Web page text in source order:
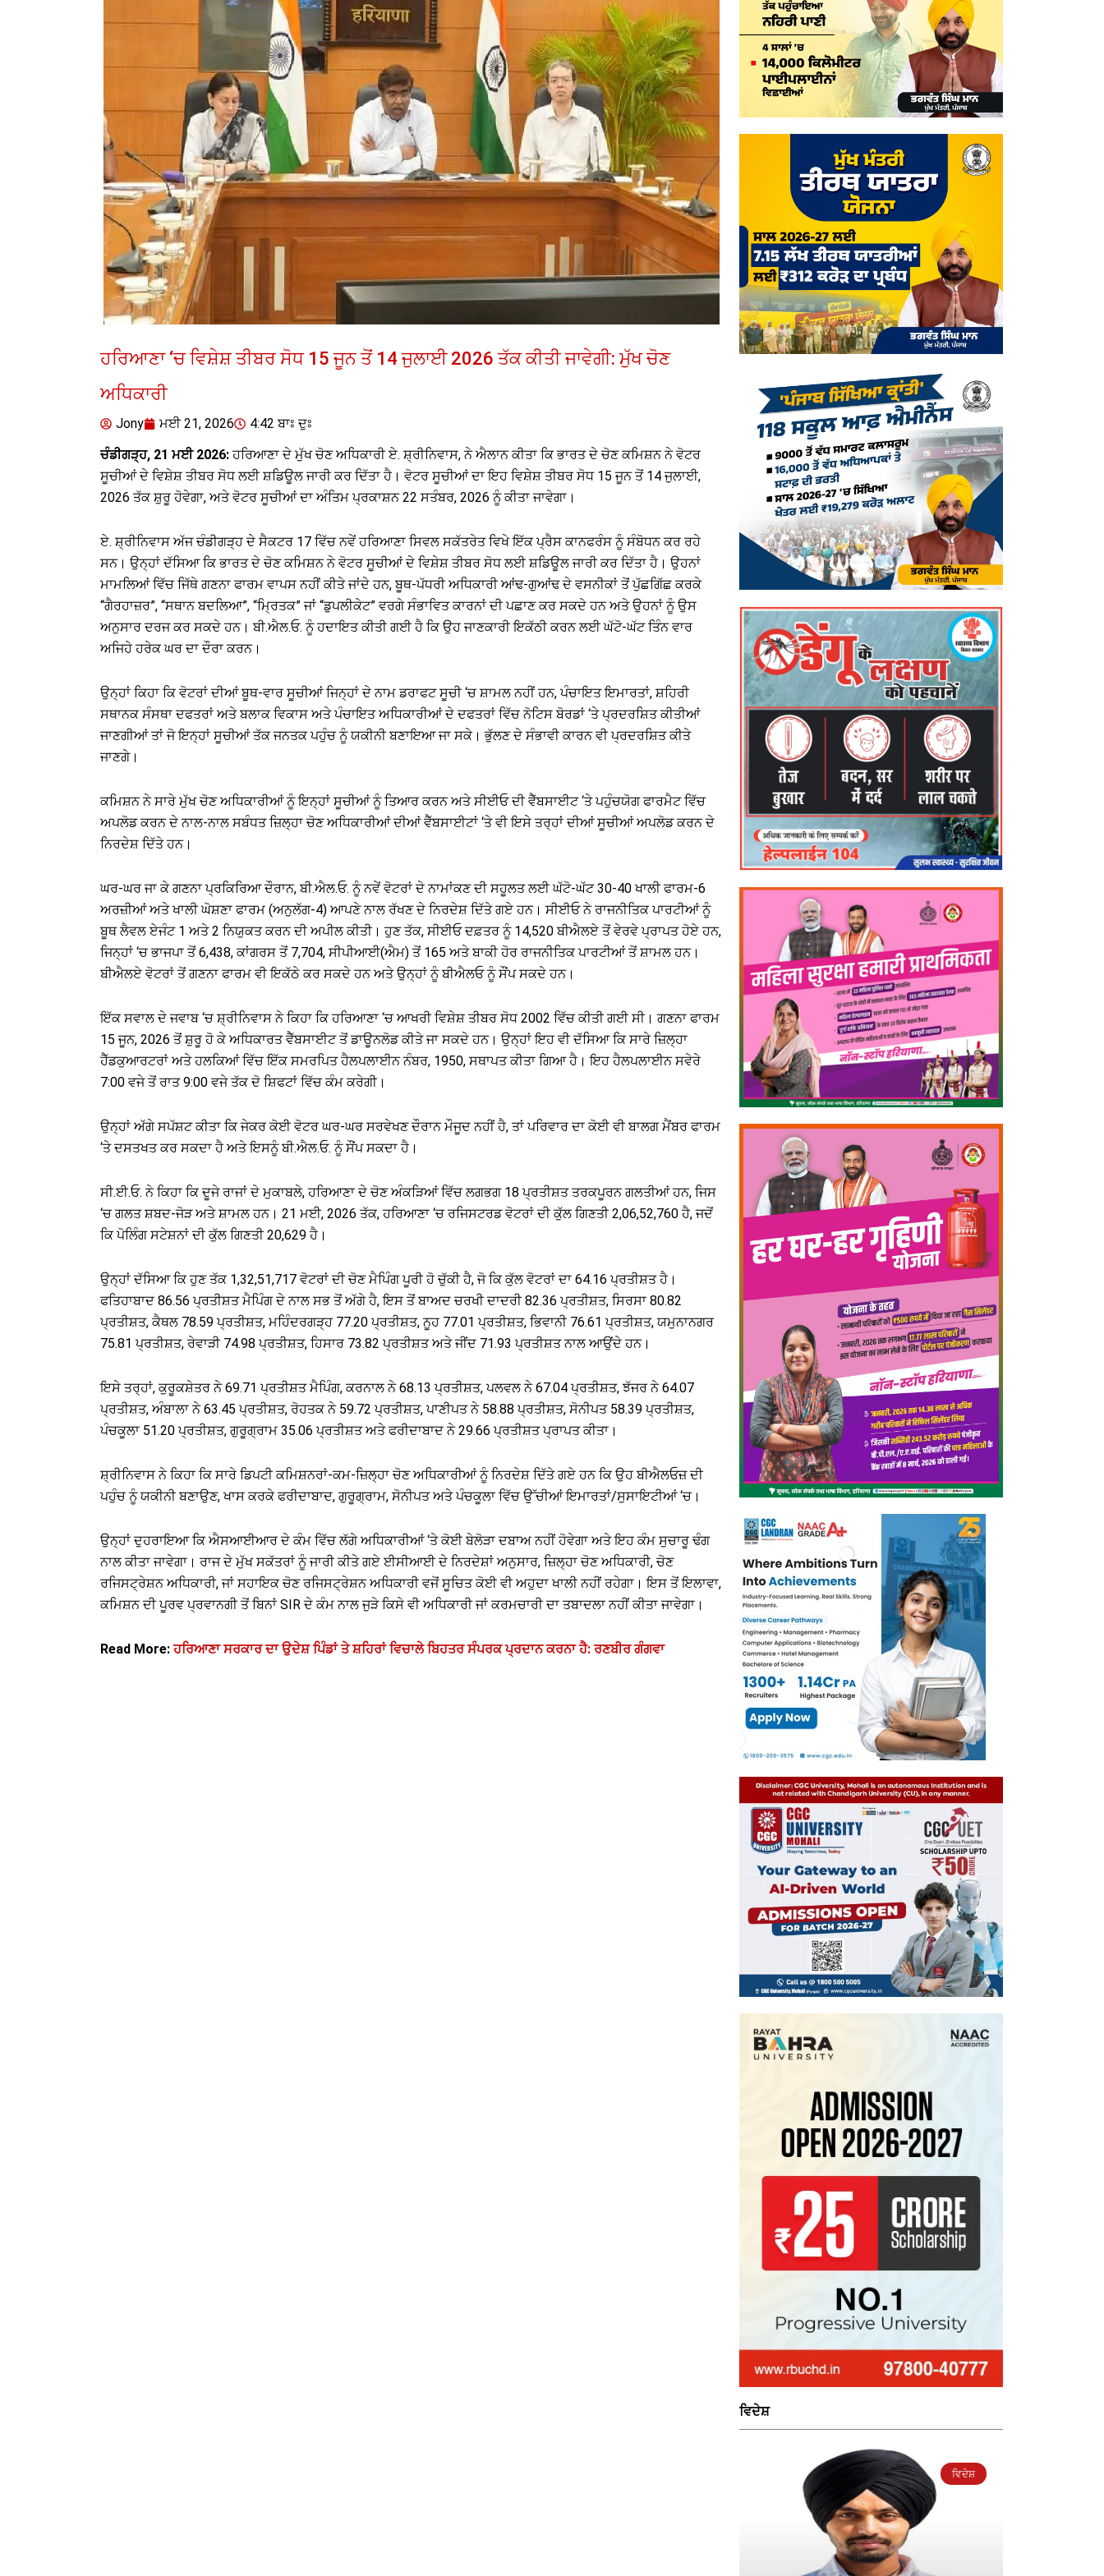
ਹਰਿਆਣਾ ‘ਚ ਵਿਸ਼ੇਸ਼ ਤੀਬਰ ਸੋਧ 15 ਜੂਨ ਤੋਂ 14 ਜੁਲਾਈ 2026 ਤੱਕ ਕੀਤੀ ਜਾਵੇਗੀ: ਮੁੱਖ ਚੋਣ
ਅਧਿਕਾਰੀ
Jony ਮਈ 21, 2026
4:42 ਬਾਃ ਦੁਃ
ਚੰਡੀਗੜ੍ਹ, 21 ਮਈ 2026:ਹਰਿਆਣਾ ਦੇ ਮੁੱਖ ਚੋਣ ਅਧਿਕਾਰੀ ਏ. ਸ਼੍ਰੀਨਿਵਾਸ, ਨੇ ਐਲਾਨ ਕੀਤਾ ਕਿ ਭਾਰਤ ਦੇ ਚੋਣ ਕਮਿਸ਼ਨ ਨੇ ਵੋਟਰ
ਸੂਚੀਆਂ ਦੇ ਵਿਸ਼ੇਸ਼ ਤੀਬਰ ਸੋਧ ਲਈ ਸ਼ਡਿਊਲ ਜਾਰੀ ਕਰ ਦਿੱਤਾ ਹੈ। ਵੋਟਰ ਸੂਚੀਆਂ ਦਾ ਇਹ ਵਿਸ਼ੇਸ਼ ਤੀਬਰ ਸੋਧ 15 ਜੂਨ ਤੋਂ 14 ਜੁਲਾਈ,
2026 ਤੱਕ ਸ਼ੁਰੂ ਹੋਵੇਗਾ, ਅਤੇ ਵੋਟਰ ਸੂਚੀਆਂ ਦਾ ਅੰਤਿਮ ਪ੍ਰਕਾਸ਼ਨ 22 ਸਤੰਬਰ, 2026 ਨੂੰ ਕੀਤਾ ਜਾਵੇਗਾ।
ਏ. ਸ਼੍ਰੀਨਿਵਾਸ ਅੱਜ ਚੰਡੀਗੜ੍ਹ ਦੇ ਸੈਕਟਰ 17 ਵਿੱਚ ਨਵੇਂ ਹਰਿਆਣਾ ਸਿਵਲ ਸਕੱਤਰੇਤ ਵਿਖੇ ਇੱਕ ਪ੍ਰੈਸ ਕਾਨਫਰੰਸ ਨੂੰ ਸੰਬੋਧਨ ਕਰ ਰਹੇ
ਸਨ। ਉਨ੍ਹਾਂ ਦੱਸਿਆ ਕਿ ਭਾਰਤ ਦੇ ਚੋਣ ਕਮਿਸ਼ਨ ਨੇ ਵੋਟਰ ਸੂਚੀਆਂ ਦੇ ਵਿਸ਼ੇਸ਼ ਤੀਬਰ ਸੋਧ ਲਈ ਸ਼ਡਿਊਲ ਜਾਰੀ ਕਰ ਦਿੱਤਾ ਹੈ। ਉਹਨਾਂ
ਮਾਮਲਿਆਂ ਵਿੱਚ ਜਿੱਥੇ ਗਣਨਾ ਫਾਰਮ ਵਾਪਸ ਨਹੀਂ ਕੀਤੇ ਜਾਂਦੇ ਹਨ, ਬੂਥ-ਪੱਧਰੀ ਅਧਿਕਾਰੀ ਆਂਢ-ਗੁਆਂਢ ਦੇ ਵਸਨੀਕਾਂ ਤੋਂ ਪੁੱਛਗਿੱਛ ਕਰਕੇ
“ਗੈਰਹਾਜ਼ਰ”, “ਸਥਾਨ ਬਦਲਿਆ”, “ਮ੍ਰਿਤਕ” ਜਾਂ “ਡੁਪਲੀਕੇਟ” ਵਰਗੇ ਸੰਭਾਵਿਤ ਕਾਰਨਾਂ ਦੀ ਪਛਾਣ ਕਰ ਸਕਦੇ ਹਨ ਅਤੇ ਉਹਨਾਂ ਨੂੰ ਉਸ
ਅਨੁਸਾਰ ਦਰਜ ਕਰ ਸਕਦੇ ਹਨ। ਬੀ.ਐਲ.ਓ. ਨੂੰ ਹਦਾਇਤ ਕੀਤੀ ਗਈ ਹੈ ਕਿ ਉਹ ਜਾਣਕਾਰੀ ਇਕੱਠੀ ਕਰਨ ਲਈ ਘੱਟੋ-ਘੱਟ ਤਿੰਨ ਵਾਰ
ਅਜਿਹੇ ਹਰੇਕ ਘਰ ਦਾ ਦੌਰਾ ਕਰਨ।
ਉਨ੍ਹਾਂ ਕਿਹਾ ਕਿ ਵੋਟਰਾਂ ਦੀਆਂ ਬੂਥ-ਵਾਰ ਸੂਚੀਆਂ ਜਿਨ੍ਹਾਂ ਦੇ ਨਾਮ ਡਰਾਫਟ ਸੂਚੀ ‘ਚ ਸ਼ਾਮਲ ਨਹੀਂ ਹਨ, ਪੰਚਾਇਤ ਇਮਾਰਤਾਂ, ਸ਼ਹਿਰੀ
ਸਥਾਨਕ ਸੰਸਥਾ ਦਫਤਰਾਂ ਅਤੇ ਬਲਾਕ ਵਿਕਾਸ ਅਤੇ ਪੰਚਾਇਤ ਅਧਿਕਾਰੀਆਂ ਦੇ ਦਫਤਰਾਂ ਵਿੱਚ ਨੋਟਿਸ ਬੋਰਡਾਂ ‘ਤੇ ਪ੍ਰਦਰਸ਼ਿਤ ਕੀਤੀਆਂ
ਜਾਣਗੀਆਂ ਤਾਂ ਜੋ ਇਨ੍ਹਾਂ ਸੂਚੀਆਂ ਤੱਕ ਜਨਤਕ ਪਹੁੰਚ ਨੂੰ ਯਕੀਨੀ ਬਣਾਇਆ ਜਾ ਸਕੇ। ਭੁੱਲਣ ਦੇ ਸੰਭਾਵੀ ਕਾਰਨ ਵੀ ਪ੍ਰਦਰਸ਼ਿਤ ਕੀਤੇ
ਜਾਣਗੇ।
ਕਮਿਸ਼ਨ ਨੇ ਸਾਰੇ ਮੁੱਖ ਚੋਣ ਅਧਿਕਾਰੀਆਂ ਨੂੰ ਇਨ੍ਹਾਂ ਸੂਚੀਆਂ ਨੂੰ ਤਿਆਰ ਕਰਨ ਅਤੇ ਸੀਈਓ ਦੀ ਵੈੱਬਸਾਈਟ ‘ਤੇ ਪਹੁੰਚਯੋਗ ਫਾਰਮੈਟ ਵਿੱਚ
ਅਪਲੋਡ ਕਰਨ ਦੇ ਨਾਲ-ਨਾਲ ਸਬੰਧਤ ਜ਼ਿਲ੍ਹਾ ਚੋਣ ਅਧਿਕਾਰੀਆਂ ਦੀਆਂ ਵੈੱਬਸਾਈਟਾਂ ‘ਤੇ ਵੀ ਇਸੇ ਤਰ੍ਹਾਂ ਦੀਆਂ ਸੂਚੀਆਂ ਅਪਲੋਡ ਕਰਨ ਦੇ
ਨਿਰਦੇਸ਼ ਦਿੱਤੇ ਹਨ।
ਘਰ-ਘਰ ਜਾ ਕੇ ਗਣਨਾ ਪ੍ਰਕਿਰਿਆ ਦੌਰਾਨ, ਬੀ.ਐਲ.ਓ. ਨੂੰ ਨਵੇਂ ਵੋਟਰਾਂ ਦੇ ਨਾਮਾਂਕਣ ਦੀ ਸਹੂਲਤ ਲਈ ਘੱਟੋ-ਘੱਟ 30-40 ਖਾਲੀ ਫਾਰਮ-6
ਅਰਜ਼ੀਆਂ ਅਤੇ ਖਾਲੀ ਘੋਸ਼ਣਾ ਫਾਰਮ (ਅਨੁਲੱਗ-4) ਆਪਣੇ ਨਾਲ ਰੱਖਣ ਦੇ ਨਿਰਦੇਸ਼ ਦਿੱਤੇ ਗਏ ਹਨ। ਸੀਈਓ ਨੇ ਰਾਜਨੀਤਿਕ ਪਾਰਟੀਆਂ ਨੂੰ
ਬੂਥ ਲੈਵਲ ਏਜੰਟ 1 ਅਤੇ 2 ਨਿਯੁਕਤ ਕਰਨ ਦੀ ਅਪੀਲ ਕੀਤੀ। ਹੁਣ ਤੱਕ, ਸੀਈਓ ਦਫ਼ਤਰ ਨੂੰ 14,520 ਬੀਐਲਏ ਤੋਂ ਵੇਰਵੇ ਪ੍ਰਾਪਤ ਹੋਏ ਹਨ,
ਜਿਨ੍ਹਾਂ ‘ਚ ਭਾਜਪਾ ਤੋਂ 6,438, ਕਾਂਗਰਸ ਤੋਂ 7,704, ਸੀਪੀਆਈ(ਐਮ) ਤੋਂ 165 ਅਤੇ ਬਾਕੀ ਹੋਰ ਰਾਜਨੀਤਿਕ ਪਾਰਟੀਆਂ ਤੋਂ ਸ਼ਾਮਲ ਹਨ।
ਬੀਐਲਏ ਵੋਟਰਾਂ ਤੋਂ ਗਣਨਾ ਫਾਰਮ ਵੀ ਇਕੱਠੇ ਕਰ ਸਕਦੇ ਹਨ ਅਤੇ ਉਨ੍ਹਾਂ ਨੂੰ ਬੀਐਲਓ ਨੂੰ ਸੌਂਪ ਸਕਦੇ ਹਨ।
ਇੱਕ ਸਵਾਲ ਦੇ ਜਵਾਬ ‘ਚ ਸ਼੍ਰੀਨਿਵਾਸ ਨੇ ਕਿਹਾ ਕਿ ਹਰਿਆਣਾ ‘ਚ ਆਖਰੀ ਵਿਸ਼ੇਸ਼ ਤੀਬਰ ਸੋਧ 2002 ਵਿੱਚ ਕੀਤੀ ਗਈ ਸੀ। ਗਣਨਾ ਫਾਰਮ
15 ਜੂਨ, 2026 ਤੋਂ ਸ਼ੁਰੂ ਹੋ ਕੇ ਅਧਿਕਾਰਤ ਵੈੱਬਸਾਈਟ ਤੋਂ ਡਾਊਨਲੋਡ ਕੀਤੇ ਜਾ ਸਕਦੇ ਹਨ। ਉਨ੍ਹਾਂ ਇਹ ਵੀ ਦੱਸਿਆ ਕਿ ਸਾਰੇ ਜ਼ਿਲ੍ਹਾ
ਹੈੱਡਕੁਆਰਟਰਾਂ ਅਤੇ ਹਲਕਿਆਂ ਵਿੱਚ ਇੱਕ ਸਮਰਪਿਤ ਹੈਲਪਲਾਈਨ ਨੰਬਰ, 1950, ਸਥਾਪਤ ਕੀਤਾ ਗਿਆ ਹੈ। ਇਹ ਹੈਲਪਲਾਈਨ ਸਵੇਰੇ
7:00 ਵਜੇ ਤੋਂ ਰਾਤ 9:00 ਵਜੇ ਤੱਕ ਦੋ ਸ਼ਿਫਟਾਂ ਵਿੱਚ ਕੰਮ ਕਰੇਗੀ।
ਉਨ੍ਹਾਂ ਅੱਗੇ ਸਪੱਸ਼ਟ ਕੀਤਾ ਕਿ ਜੇਕਰ ਕੋਈ ਵੋਟਰ ਘਰ-ਘਰ ਸਰਵੇਖਣ ਦੌਰਾਨ ਮੌਜੂਦ ਨਹੀਂ ਹੈ, ਤਾਂ ਪਰਿਵਾਰ ਦਾ ਕੋਈ ਵੀ ਬਾਲਗ ਮੈਂਬਰ ਫਾਰਮ
‘ਤੇ ਦਸਤਖਤ ਕਰ ਸਕਦਾ ਹੈ ਅਤੇ ਇਸਨੂੰ ਬੀ.ਐਲ.ਓ. ਨੂੰ ਸੌਂਪ ਸਕਦਾ ਹੈ।
ਸੀ.ਈ.ਓ. ਨੇ ਕਿਹਾ ਕਿ ਦੂਜੇ ਰਾਜਾਂ ਦੇ ਮੁਕਾਬਲੇ, ਹਰਿਆਣਾ ਦੇ ਚੋਣ ਅੰਕੜਿਆਂ ਵਿੱਚ ਲਗਭਗ 18 ਪ੍ਰਤੀਸ਼ਤ ਤਰਕਪੂਰਨ ਗਲਤੀਆਂ ਹਨ, ਜਿਸ
‘ਚ ਗਲਤ ਸ਼ਬਦ-ਜੋੜ ਅਤੇ ਸ਼ਾਮਲ ਹਨ। 21 ਮਈ, 2026 ਤੱਕ, ਹਰਿਆਣਾ ‘ਚ ਰਜਿਸਟਰਡ ਵੋਟਰਾਂ ਦੀ ਕੁੱਲ ਗਿਣਤੀ 2,06,52,760 ਹੈ, ਜਦੋਂ
ਕਿ ਪੋਲਿੰਗ ਸਟੇਸ਼ਨਾਂ ਦੀ ਕੁੱਲ ਗਿਣਤੀ 20,629 ਹੈ।
ਉਨ੍ਹਾਂ ਦੱਸਿਆ ਕਿ ਹੁਣ ਤੱਕ 1,32,51,717 ਵੋਟਰਾਂ ਦੀ ਚੋਣ ਮੈਪਿੰਗ ਪੂਰੀ ਹੋ ਚੁੱਕੀ ਹੈ, ਜੋ ਕਿ ਕੁੱਲ ਵੋਟਰਾਂ ਦਾ 64.16 ਪ੍ਰਤੀਸ਼ਤ ਹੈ।
ਫਤਿਹਾਬਾਦ 86.56 ਪ੍ਰਤੀਸ਼ਤ ਮੈਪਿੰਗ ਦੇ ਨਾਲ ਸਭ ਤੋਂ ਅੱਗੇ ਹੈ, ਇਸ ਤੋਂ ਬਾਅਦ ਚਰਖੀ ਦਾਦਰੀ 82.36 ਪ੍ਰਤੀਸ਼ਤ, ਸਿਰਸਾ 80.82
ਪ੍ਰਤੀਸ਼ਤ, ਕੈਥਲ 78.59 ਪ੍ਰਤੀਸ਼ਤ, ਮਹਿੰਦਰਗੜ੍ਹ 77.20 ਪ੍ਰਤੀਸ਼ਤ, ਨੂਹ 77.01 ਪ੍ਰਤੀਸ਼ਤ, ਭਿਵਾਨੀ 76.61 ਪ੍ਰਤੀਸ਼ਤ, ਯਮੁਨਾਨਗਰ
75.81 ਪ੍ਰਤੀਸ਼ਤ, ਰੇਵਾੜੀ 74.98 ਪ੍ਰਤੀਸ਼ਤ, ਹਿਸਾਰ 73.82 ਪ੍ਰਤੀਸ਼ਤ ਅਤੇ ਜੀਂਦ 71.93 ਪ੍ਰਤੀਸ਼ਤ ਨਾਲ ਆਉਂਦੇ ਹਨ।
ਇਸੇ ਤਰ੍ਹਾਂ, ਕੁਰੂਕਸ਼ੇਤਰ ਨੇ 69.71 ਪ੍ਰਤੀਸ਼ਤ ਮੈਪਿੰਗ, ਕਰਨਾਲ ਨੇ 68.13 ਪ੍ਰਤੀਸ਼ਤ, ਪਲਵਲ ਨੇ 67.04 ਪ੍ਰਤੀਸ਼ਤ, ਝੱਜਰ ਨੇ 64.07
ਪ੍ਰਤੀਸ਼ਤ, ਅੰਬਾਲਾ ਨੇ 63.45 ਪ੍ਰਤੀਸ਼ਤ, ਰੋਹਤਕ ਨੇ 59.72 ਪ੍ਰਤੀਸ਼ਤ, ਪਾਣੀਪਤ ਨੇ 58.88 ਪ੍ਰਤੀਸ਼ਤ, ਸੋਨੀਪਤ 58.39 ਪ੍ਰਤੀਸ਼ਤ,
ਪੰਚਕੂਲਾ 51.20 ਪ੍ਰਤੀਸ਼ਤ, ਗੁਰੂਗ੍ਰਾਮ 35.06 ਪ੍ਰਤੀਸ਼ਤ ਅਤੇ ਫਰੀਦਾਬਾਦ ਨੇ 29.66 ਪ੍ਰਤੀਸ਼ਤ ਪ੍ਰਾਪਤ ਕੀਤਾ।
ਸ਼੍ਰੀਨਿਵਾਸ ਨੇ ਕਿਹਾ ਕਿ ਸਾਰੇ ਡਿਪਟੀ ਕਮਿਸ਼ਨਰਾਂ-ਕਮ-ਜ਼ਿਲ੍ਹਾ ਚੋਣ ਅਧਿਕਾਰੀਆਂ ਨੂੰ ਨਿਰਦੇਸ਼ ਦਿੱਤੇ ਗਏ ਹਨ ਕਿ ਉਹ ਬੀਐਲਓਜ਼ ਦੀ
ਪਹੁੰਚ ਨੂੰ ਯਕੀਨੀ ਬਣਾਉਣ, ਖਾਸ ਕਰਕੇ ਫਰੀਦਾਬਾਦ, ਗੁਰੂਗ੍ਰਾਮ, ਸੋਨੀਪਤ ਅਤੇ ਪੰਚਕੂਲਾ ਵਿੱਚ ਉੱਚੀਆਂ ਇਮਾਰਤਾਂ/ਸੁਸਾਇਟੀਆਂ ‘ਚ।
ਉਨ੍ਹਾਂ ਦੁਹਰਾਇਆ ਕਿ ਐਸਆਈਆਰ ਦੇ ਕੰਮ ਵਿੱਚ ਲੱਗੇ ਅਧਿਕਾਰੀਆਂ ‘ਤੇ ਕੋਈ ਬੇਲੋੜਾ ਦਬਾਅ ਨਹੀਂ ਹੋਵੇਗਾ ਅਤੇ ਇਹ ਕੰਮ ਸੁਚਾਰੂ ਢੰਗ
ਨਾਲ ਕੀਤਾ ਜਾਵੇਗਾ। ਰਾਜ ਦੇ ਮੁੱਖ ਸਕੱਤਰਾਂ ਨੂੰ ਜਾਰੀ ਕੀਤੇ ਗਏ ਈਸੀਆਈ ਦੇ ਨਿਰਦੇਸ਼ਾਂ ਅਨੁਸਾਰ, ਜ਼ਿਲ੍ਹਾ ਚੋਣ ਅਧਿਕਾਰੀ, ਚੋਣ
ਰਜਿਸਟ੍ਰੇਸ਼ਨ ਅਧਿਕਾਰੀ, ਜਾਂ ਸਹਾਇਕ ਚੋਣ ਰਜਿਸਟ੍ਰੇਸ਼ਨ ਅਧਿਕਾਰੀ ਵਜੋਂ ਸੂਚਿਤ ਕੋਈ ਵੀ ਅਹੁਦਾ ਖਾਲੀ ਨਹੀਂ ਰਹੇਗਾ। ਇਸ ਤੋਂ ਇਲਾਵਾ,
ਕਮਿਸ਼ਨ ਦੀ ਪੂਰਵ ਪ੍ਰਵਾਨਗੀ ਤੋਂ ਬਿਨਾਂ SIR ਦੇ ਕੰਮ ਨਾਲ ਜੁੜੇ ਕਿਸੇ ਵੀ ਅਧਿਕਾਰੀ ਜਾਂ ਕਰਮਚਾਰੀ ਦਾ ਤਬਾਦਲਾ ਨਹੀਂ ਕੀਤਾ ਜਾਵੇਗਾ।
Read More:ਹਰਿਆਣਾ ਸਰਕਾਰ ਦਾ ਉਦੇਸ਼ ਪਿੰਡਾਂ ਤੇ ਸ਼ਹਿਰਾਂ ਵਿਚਾਲੇ ਬਿਹਤਰ ਸੰਪਰਕ ਪ੍ਰਦਾਨ ਕਰਨਾ ਹੈ: ਰਣਬੀਰ ਗੰਗਵਾ
ਵਿਦੇਸ਼
ਵਿਦੇਸ਼